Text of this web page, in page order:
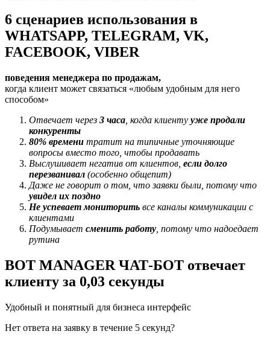
6 сценариев использования в
WHATSAPP, TELEGRAM, VK,
FACEBOOK, VIBER
поведения менеджера по продажам,
когда клиент может связаться «любым удобным для него
способом»
Отвечает через 3 часа , когда клиенту уже продали
конкуренты
80% времени тратит на типичные уточняющие
вопросы вместо того, чтобы продавать
Выслушивает негатив от клиентов, если долго
перезванивал (особенно общепит)
Даже не говорит о том, что заявки были, потому что
увидел их поздно
Не успевает мониторить все каналы коммуникации с
клиентами
Подумывает сменить работу , потому что надоедает
рутина
BOT MANAGER ЧАТ-БОТ отвечает
клиенту за 0,03 секунды
Удобный и понятный для бизнеса интерфейс
Нет ответа на заявку в течение 5 секунд?